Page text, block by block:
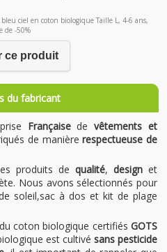
ciel en coton biologique Taille L, 4-6 ans,
de -50%
ce produit
du fabricant
Françaisedevêtements et
de manièrerespectueuse de
produits de qualité, designet
Nous avons sélectionnés pour
soleil,sac à dos et kit de plage
coton biologique certifiésGOTS
est cultivé sans pesticide